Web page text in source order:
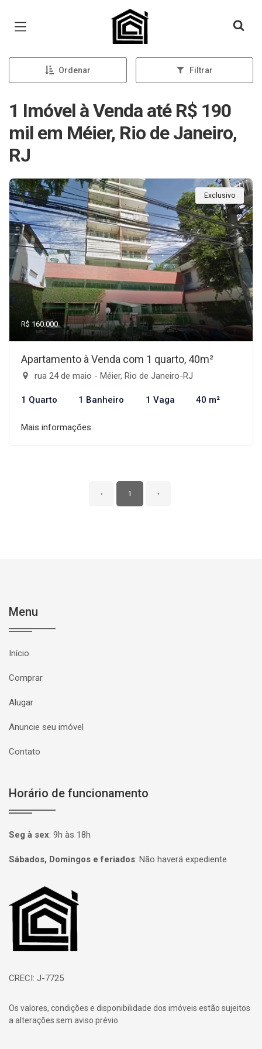
Página inicial
Ordenar Filtrar
1 Imóvel à Venda até R$ 190
mil em Méier, Rio de Janeiro,
RJ
Exclusivo
R$ 160.000
Apartamento à Venda com 1 quarto, 40m²
rua 24 de maio - Méier, Rio de Janeiro-RJ
1 Quarto 1 Banheiro 1 Vaga 40 m²
Mais informações
‹ 1 ›
Menu
Início
Comprar
Alugar
Anuncie seu imóvel
Contato
Horário de funcionamento
Seg à sex: 9h às 18h
Sábados, Domingos e feriados: Não haverá expediente
Página inicial
CRECI: J-7725
Os valores, condições e disponibilidade dos imóveis estão sujeitos
a alterações sem aviso prévio.